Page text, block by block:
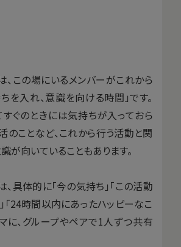
、この場にいるメンバーがこれから
を入れ、意識を向ける時間」です。
ぐのときには気持ちが入っておら
のことなど、これから行う活動と関
が向いていることもあります。
、具体的に「今の気持ち」「この活動
「24時間以内にあったハッピーなこ
に、グループやペアで1人ずつ共有